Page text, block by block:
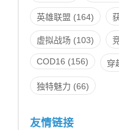
英雄联盟 (164)
虚拟战场 (103)
COD16 (156) 穿
独特魅力 (66)
友情链接